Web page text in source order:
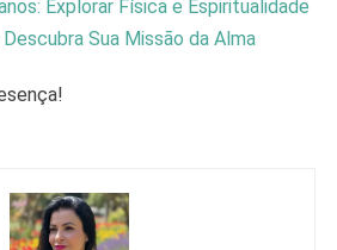
Explorar Física e Espiritualidade
Sua Missão da Alma